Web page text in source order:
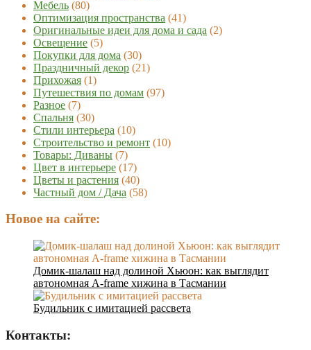
Мебель (80)
Оптимизация пространства (41)
Оригинальные идеи для дома и сада (2)
Освещение (5)
Покупки для дома (30)
Праздничный декор (21)
Прихожая (1)
Путешествия по домам (97)
Разное (7)
Спальня (30)
Стили интерьера (10)
Строительство и ремонт (10)
Товары: Диваны (7)
Цвет в интерьере (17)
Цветы и растения (40)
Частный дом / Дача (58)
Новое на сайте:
Домик-шалаш над долиной Хьюон: как выглядит
автономная A-frame хижина в Тасмании
Будильник с имитацией рассвета
Контакты: